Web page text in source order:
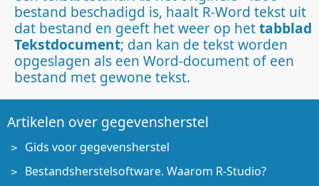
bestand beschadigd is, haalt R-Word tekst uit
dat bestand en geeft het weer op hettabblad
Tekstdocument; dan kan de tekst worden
opgeslagen als een Word-document of een
bestand met gewone tekst.
Artikelen over gegevensherstel
Gids voor gegevensherstel
Bestandsherstelsoftware. Waarom R-Studio?